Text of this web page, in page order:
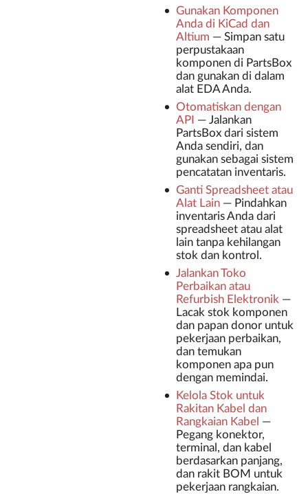
Gunakan Komponen
Anda di KiCad dan
Altium — Simpan satu
perpustakaan
komponen di PartsBox
dan gunakan di dalam
alat EDA Anda.
Otomatiskan dengan
API — Jalankan
PartsBox dari sistem
Anda sendiri, dan
gunakan sebagai sistem
pencatatan inventaris.
Ganti Spreadsheet atau
Alat Lain— Pindahkan
inventaris Anda dari
spreadsheet atau alat
lain tanpa kehilangan
stok dan kontrol.
Jalankan Toko
Perbaikan atau
Refurbish Elektronik —
Lacak stok komponen
dan papan donor untuk
pekerjaan perbaikan,
dan temukan
komponen apa pun
dengan memindai.
Kelola Stok untuk
Rakitan Kabel dan
Rangkaian Kabel —
Pegang konektor,
terminal, dan kabel
berdasarkan panjang,
dan rakit BOM untuk
pekerjaan rangkaian.